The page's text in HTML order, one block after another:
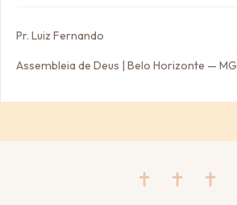
Pr. Luiz Fernando
Assembleia de Deus | Belo Horizonte — MG
✝ ✝ ✝